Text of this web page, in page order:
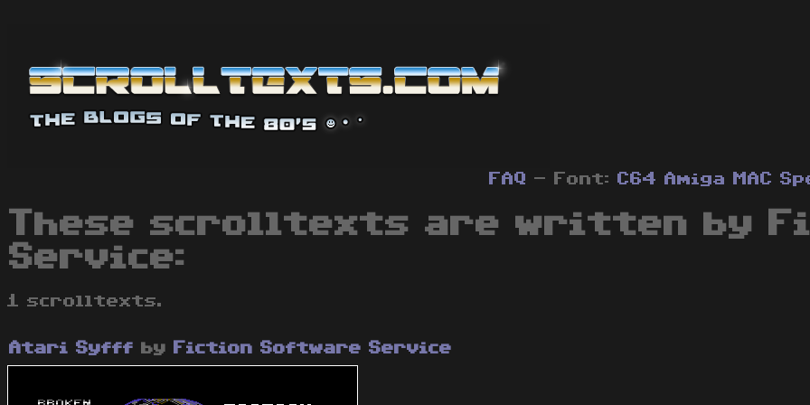
FAQ - Font: C64 Amiga MAC
These scrolltexts are written by
Service:
1 scrolltexts.
Atari Syfff by Fiction Software Service